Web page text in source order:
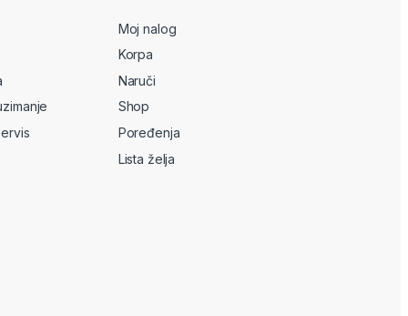
Moj nalog
Korpa
Naruči
Shop
Poređenja
Lista želja